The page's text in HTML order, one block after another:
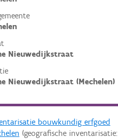
Nieuwedijkstraat
Nieuwedijkstraat (Mechelen)
bouwkundig erfgoed
(geografische inventarisatie: